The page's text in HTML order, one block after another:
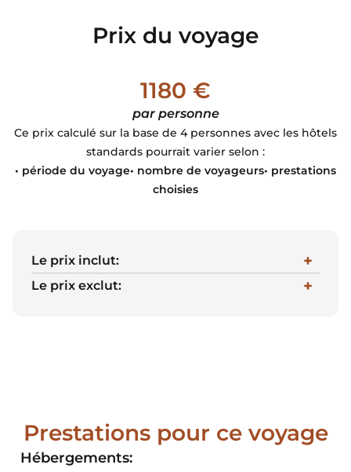
Prix du voyage
1180 €
par personne
Ce prix calculé sur la base de 4 personnes avec les hôtels
standards pourrait varier selon :
• période du voyage• nombre de voyageurs• prestations
choisies
Le prix inclut:
Le prix exclut:
Prestations pour ce voyage
Hébergements: